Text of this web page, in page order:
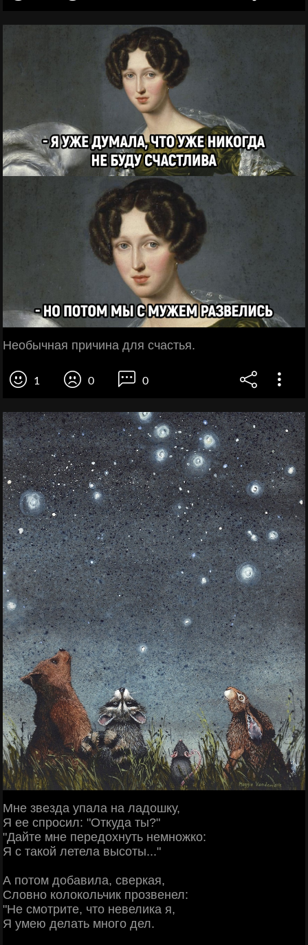
Необычная причина для счастья.
1 0 0
Мне звезда упала на ладошку,
Я ее спросил: "Откуда ты?"
"Дайте мне передохнуть немножко:
Я с такой летела высоты..."
А потом добавила, сверкая,
Словно колокольчик прозвенел:
"Не смотрите, что невелика я,
Я умею делать много дел.